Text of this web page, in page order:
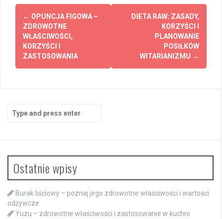
Post
navigation
← OPUNCJA FIGOWA –
ZDROWOTNE
WŁAŚCIWOŚCI,
KORZYŚCI I
ZASTOSOWANIA
DIETA RAW: ZASADY,
KORZYŚCI I
PLANOWANIE
POSIŁKÓW
WITARIANIZMU →
Search
for:
Ostatnie wpisy
Burak liściowy – poznaj jego zdrowotne właściwości i wartości
odżywcze
Yuzu – zdrowotne właściwości i zastosowanie w kuchni